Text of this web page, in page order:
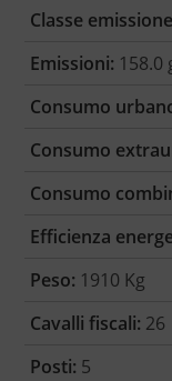
Classe
Emissioni: 158.0
Consumo
Consumo
Consumo
Efficienza
Peso: 1910 Kg
Cavalli fiscali: 26
Posti: 5